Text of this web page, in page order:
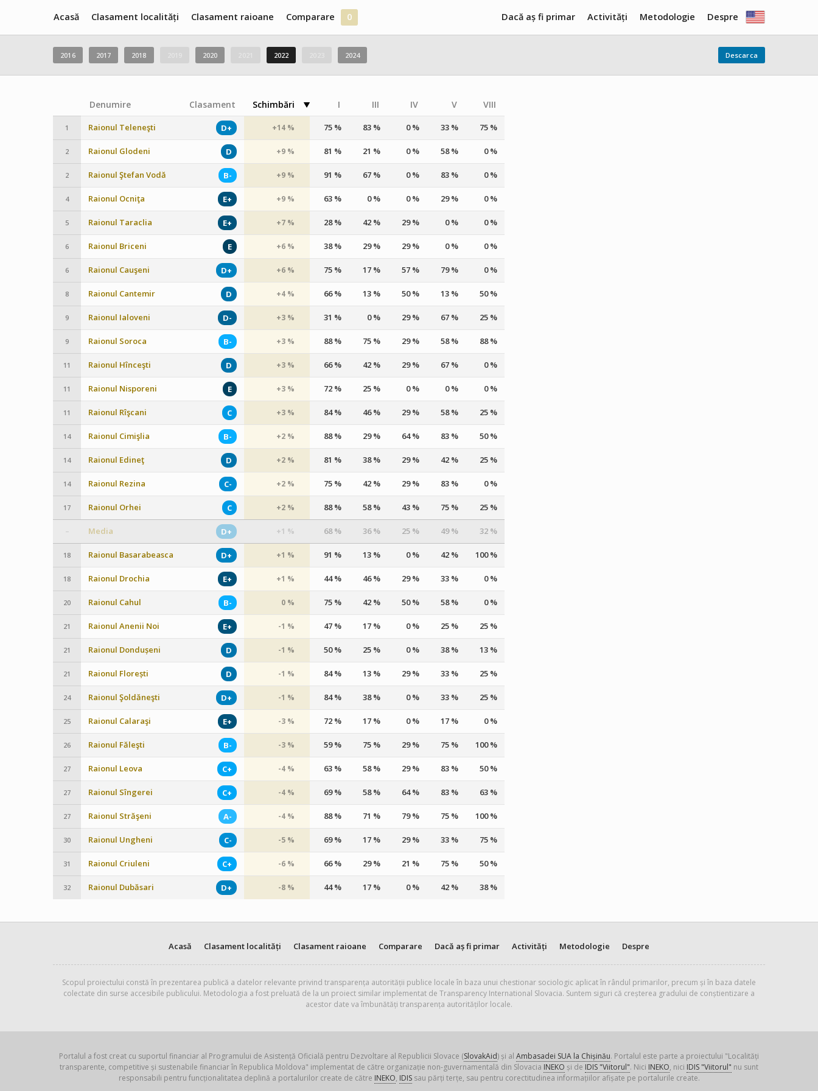
Acasă Despre
Clasament localități Metodologie
Clasament raioane Activități
Comparare 0 Dacă aș fi primar
2016 2017 2018 2020 2022 2024 Descarca
Denumire Clasament Schimbări I III IV V VIII
1 Raionul Teleneşti D+ +14 % 75 % 83 % 0 % 33 % 75 %
2 Raionul Glodeni D +9 % 81 % 21 % 0 % 58 % 0 %
2 Raionul Ştefan Vodă B- +9 % 91 % 67 % 0 % 83 % 0 %
4 Raionul Ocniţa E+ +9 % 63 % 0 % 0 % 29 % 0 %
5 Raionul Taraclia E+ +7 % 28 % 42 % 29 % 0 % 0 %
6 Raionul Briceni E +6 % 38 % 29 % 29 % 0 % 0 %
6 Raionul Cauşeni D+ +6 % 75 % 17 % 57 % 79 % 0 %
8 Raionul Cantemir D +4 % 66 % 13 % 50 % 13 % 50 %
9 Raionul Ialoveni D- +3 % 31 % 0 % 29 % 67 % 25 %
9 Raionul Soroca B- +3 % 88 % 75 % 29 % 58 % 88 %
11 Raionul Hînceşti D +3 % 66 % 42 % 29 % 67 % 0 %
11 Raionul Nisporeni E +3 % 72 % 25 % 0 % 0 % 0 %
11 Raionul Rîşcani C +3 % 84 % 46 % 29 % 58 % 25 %
14 Raionul Cimişlia B- +2 % 88 % 29 % 64 % 83 % 50 %
14 Raionul Edineţ D +2 % 81 % 38 % 29 % 42 % 25 %
14 Raionul Rezina C- +2 % 75 % 42 % 29 % 83 % 0 %
17 Raionul Orhei C +2 % 88 % 58 % 43 % 75 % 25 %
– Media D+ +1 % 68 % 36 % 25 % 49 % 32 %
18 Raionul Basarabeasca D+ +1 % 91 % 13 % 0 % 42 % 100 %
18 Raionul Drochia E+ +1 % 44 % 46 % 29 % 33 % 0 %
20 Raionul Cahul B- 0 % 75 % 42 % 50 % 58 % 0 %
21 Raionul Anenii Noi E+ -1 % 47 % 17 % 0 % 25 % 25 %
21 Raionul Dondușeni D -1 % 50 % 25 % 0 % 38 % 13 %
21 Raionul Florești D -1 % 84 % 13 % 29 % 33 % 25 %
24 Raionul Şoldăneşti D+ -1 % 84 % 38 % 0 % 33 % 25 %
25 Raionul Calaraşi E+ -3 % 72 % 17 % 0 % 17 % 0 %
26 Raionul Făleşti B- -3 % 59 % 75 % 29 % 75 % 100 %
27 Raionul Leova C+ -4 % 63 % 58 % 29 % 83 % 50 %
27 Raionul Sîngerei C+ -4 % 69 % 58 % 64 % 83 % 63 %
27 Raionul Străşeni A- -4 % 88 % 71 % 79 % 75 % 100 %
30 Raionul Ungheni C- -5 % 69 % 17 % 29 % 33 % 75 %
31 Raionul Criuleni C+ -6 % 66 % 29 % 21 % 75 % 50 %
32 Raionul Dubăsari D+ -8 % 44 % 17 % 0 % 42 % 38 %
Acasă Clasament localități Clasament raioane Comparare Dacă aș fi primar Activități Metodologie Despre
Scopul proiectului constă în prezentarea publică a datelor relevante privind transparența autorității publice locale în baza unui chestionar sociologic aplicat în rândul primarilor, precum și în baza datele
colectate din surse accesibile publicului. Metodologia a fost preluată de la un proiect similar implementat de Transparency International Slovacia. Suntem siguri că creșterea gradului de conștientizare a
acestor date va îmbunătăți transparența autorităților locale.
Portalul a fost creat cu suportul financiar al Programului de Asistență Oficială pentru Dezvoltare al Republicii Slovace (SlovakAid) și al Ambasadei SUA la Chișinău. Portalul este parte a proiectului "Localități
transparente, competitive și sustenabile financiar în Republica Moldova" implementat de către organizație non-guvernamentală din Slovacia INEKO și de IDIS "Viitorul". Nici INEKO, nici IDIS "Viitorul" nu sunt
responsabili pentru funcționalitatea deplină a portalurilor create de către INEKO, IDISsau părți terțe, sau pentru corectitudinea informațiilor afișate pe portalurile create.